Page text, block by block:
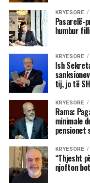
KRYESORE
Pasarelë-
humbur
KRYESORE
Ish
tij, jo të
KRYESORE
Rama:
minimale
pensionet
KRYESORE
“Thjesht
njofton